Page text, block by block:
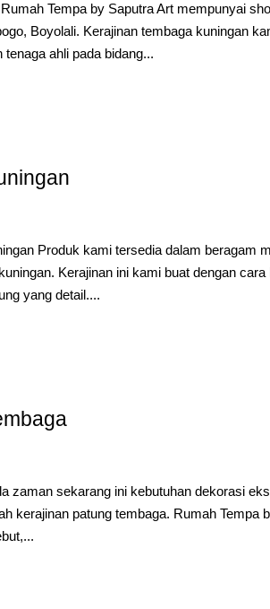
Tempa by Saputra Art mempunyai
Boyolali. Kerajinan tembaga kuningan
ahli pada bidang...
Produk kami tersedia dalam beragam
Kerajinan ini kami buat dengan
yang detail....
zaman sekarang ini kebutuhan dekorasi
kerajinan patung tembaga. Rumah Tempa